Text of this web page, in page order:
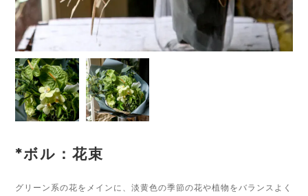
*ボル：花束
グリーン系の花をメインに、淡黄色の季節の花や植物をバランスよく